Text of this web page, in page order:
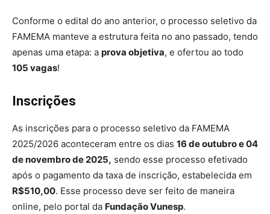
Conforme o edital do ano anterior, o processo seletivo da
FAMEMA manteve a estrutura feita no ano passado, tendo
apenas uma etapa: a prova objetiva, e ofertou ao todo
105 vagas!
Inscrições
As inscrições para o processo seletivo da FAMEMA
2025/2026 aconteceram entre os dias 16 de outubro e 04
de novembro de 2025, sendo esse processo efetivado
após o pagamento da taxa de inscrição, estabelecida em
R$510,00. Esse processo deve ser feito de maneira
online, pelo portal da Fundação Vunesp.